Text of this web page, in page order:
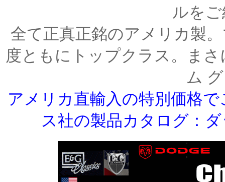
ルを
全て正真正銘のアメリカ製
度ともにトップクラス。ま
ム
アメリカ直輸入の特別価格
ス社の製品カタログ：